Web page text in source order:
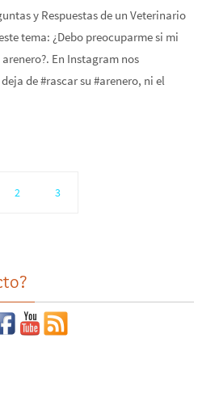
y Respuestas de un Veterinario
tema: ¿Debo preocuparme si mi
En Instagram nos
de #rascar su #arenero, ni el
2 3